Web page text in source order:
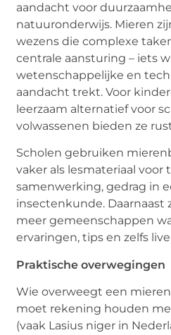
aandacht voor
natuuronderwijs. Mieren
wezens die complexe
centrale aansturing – iets
wetenschappelijke en
aandacht trekt. Voor
leerzaam alternatief voor
volwassenen bieden ze
Scholen gebruiken
vaker als lesmateriaal voor
samenwerking, gedrag in
insectenkunde. Daarnaast
meer gemeenschappen
ervaringen, tips en zelfs
Praktische overwegingen
Wie overweegt een
moet rekening houden
(vaak Lasius niger in